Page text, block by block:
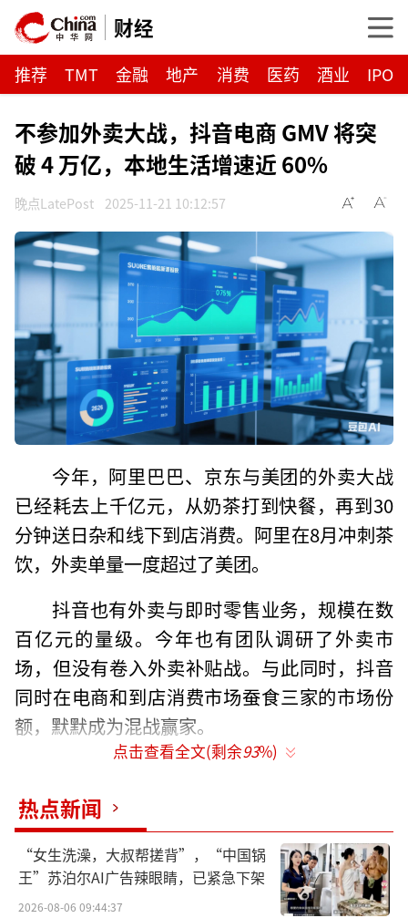
财经
推荐 TMT 金融 地产 消费 医药 酒业 IPO
不参加外卖大战，抖音电商 GMV 将突
破 4 万亿，本地生活增速近 60%
晚点LatePost 2025-11-21 10:12:57
今年，阿里巴巴、京东与美团的外卖大战
已经耗去上千亿元，从奶茶打到快餐，再到30
分钟送日杂和线下到店消费。阿里在8月冲刺茶
饮，外卖单量一度超过了美团。
抖音也有外卖与即时零售业务，规模在数
百亿元的量级。今年也有团队调研了外卖市
场，但没有卷入外卖补贴战。与此同时，抖音
同时在电商和到店消费市场蚕食三家的市场份
额，默默成为混战赢家。
前十个月的GMV（完成支付的成交额）增速超3
0%，全年GMV将迈过4万亿元关口，逼近拼多
多水平（同支付口径）。一年多以前，抖音电
商的广告收入已超过阿里巴巴。
点击查看全文(剩余93%)
热点新闻
“女生洗澡，大叔帮搓背”，“中国锅
王”苏泊尔AI广告辣眼睛，已紧急下架
2026-08-06 09:44:37